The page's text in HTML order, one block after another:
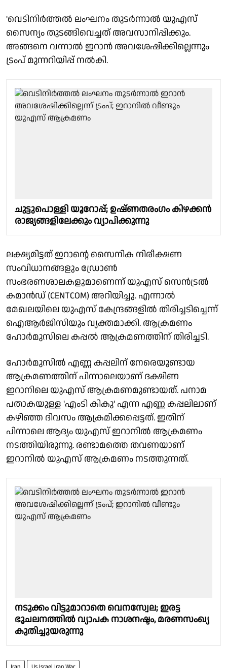
'വെടിനിര്‍ത്തല്‍ ലംഘനം തുടര്‍ന്നാല്‍ യുഎസ്
സൈന്യം തുടങ്ങിവെച്ചത് അവസാനിപ്പിക്കും.
അങ്ങനെ വന്നാല്‍ ഇറാന്‍ അവശേഷിക്കില്ലെന്നും
ട്രംപ് മുന്നറിയിപ്പ് നല്‍കി.
ചുട്ടുപൊള്ളി യൂറോപ്പ്; ഉഷ്ണതരംഗം കിഴക്കൻ
രാജ്യങ്ങളിലേക്കും വ്യാപിക്കുന്നു
ലക്ഷ്യമിട്ടത് ഇറാന്റെ സൈനിക നിരീക്ഷണ
സംവിധാനങ്ങളും ഡ്രോണ്‍
സംഭരണശാലകളുമാണെന്ന് യുഎസ് സെന്‍ട്രല്‍
കമാന്‍ഡ് (CENTCOM) അറിയിച്ചു. എന്നാല്‍
മേഖലയിലെ യുഎസ് കേന്ദ്രങ്ങളില്‍ തിരിച്ചടിച്ചെന്ന്
ഐആര്‍ജിസിയും വ്യക്തമാക്കി. ആക്രമണം
ഹോര്‍മുസിലെ കപ്പല്‍ ആക്രമണത്തിന് തിരിച്ചടി.
ഹോര്‍മുസില്‍ എണ്ണ കപ്പലിന് നേരെയുണ്ടായ
ആക്രമണത്തിന് പിന്നാലെയാണ് ദക്ഷിണ
ഇറാനിലെ യുഎസ് ആക്രമണമുണ്ടായത്. പനാമ
പതാകയുള്ള 'എംടി കികു' എന്ന എണ്ണ കപ്പലിലാണ്
കഴിഞ്ഞ ദിവസം ആക്രമിക്കപ്പെട്ടത്. ഇതിന്
പിന്നാലെ ആദ്യം യുഎസ് ഇറാനില്‍ ആക്രമണം
നടത്തിയിരുന്നു. രണ്ടാമത്തെ തവണയാണ്
ഇറാനില്‍ യുഎസ് ആക്രമണം നടത്തുന്നത്.
നടുക്കം വിട്ടുമാറാതെ വെനസ്വേല; ഇരട്ട
ഭൂചലനത്തിൽ വ്യാപക നാശനഷ്ടം, മരണസംഖ്യ
കുതിച്ചുയരുന്നു